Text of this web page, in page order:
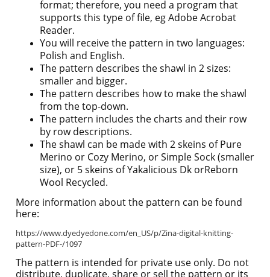
format; therefore, you need a program that
supports this type of file, eg Adobe Acrobat
Reader.
You will receive the pattern in two languages:
Polish and English.
The pattern describes the shawl in 2 sizes:
smaller and bigger.
The pattern describes how to make the shawl
from the top-down.
The pattern includes the charts and their row
by row descriptions.
The shawl can be made with 2 skeins of Pure
Merino or Cozy Merino, or Simple Sock (smaller
size), or 5 skeins of Yakalicious Dk orReborn
Wool Recycled.
More information about the pattern can be found
here:
https://www.dyedyedone.com/en_US/p/Zina-digital-knitting-
pattern-PDF-/1097
The pattern is intended for private use only. Do not
distribute, duplicate, share or sell the pattern or its